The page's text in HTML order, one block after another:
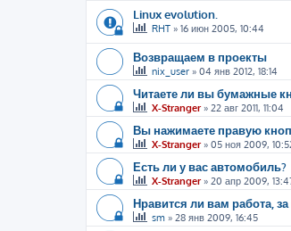
Linux evolution.
RHT » 16 июн 2005, 10:44
Возвращаем в проекты
nix_user » 04 янв 2012, 18:14
Читаете ли вы бумажные
X-Stranger» 22 авг 2011, 11:04
Вы нажимаете правую
X-Stranger» 05 ноя 2009,
Есть ли у вас автомобиль?
X-Stranger» 20 апр 2009,
Нравится ли вам работа,
sm » 28 янв 2009, 16:45